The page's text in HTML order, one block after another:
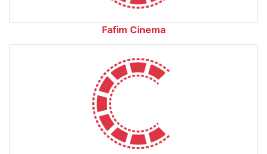
Fafim Cinema